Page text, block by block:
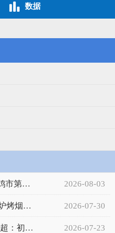
数据
麟游四项非遗成功入选宝鸡市第八批市级非遗代表性项目名录 2026-08-03
麟游县丈八镇2026年第一炉烤烟开炕出炉 2026-07-30
【党旗飘扬·榜样力量】杨超：初心如磐担使命 疾控一线护健康 2026-07-23